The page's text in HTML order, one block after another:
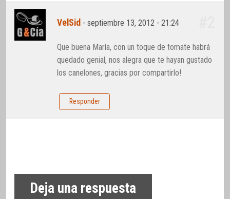
VelSid -septiembre 13, 2012 - 21:24
Que buena María, con un toque de tomate habrá
quedado genial, nos alegra que te hayan gustado
los canelones, gracias por compartirlo!
Responder
Deja una respuesta